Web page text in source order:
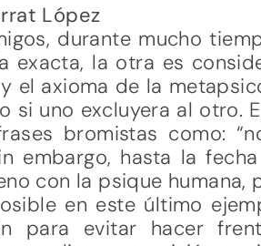
López
durante mucho
exacta, la otra es
el axioma de la
si uno excluyera al otro.
bromistas como:
embargo, hasta la
con la psique
en este último
para evitar hacer